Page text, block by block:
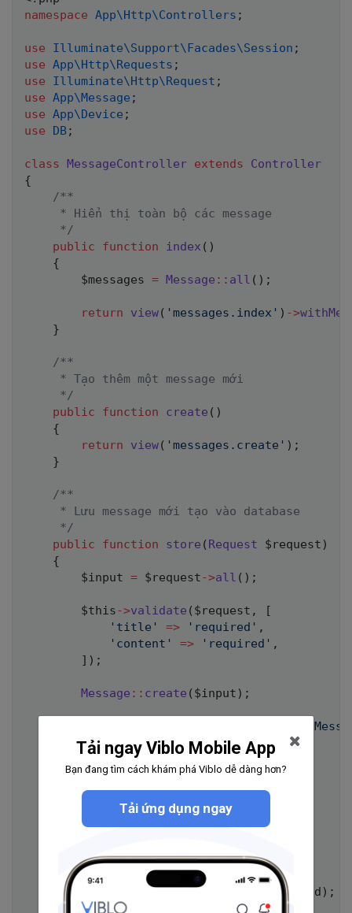
namespace App\Http\Controllers ;
use Illuminate\Support\Facades\Session ;
use App\Http\Requests ;
use
Illuminate\Http\Request ;
use App\Message ;
use App\Device ;
use
DB;
class MessageController extends
Controller
{
/**
     * Hiển thị toàn bộ các message
     */
public
function index ( )
{
$messages = Message :: all ( ) ;
return view( 'messages.index' ) ->
}
/**
     * Tạo thêm một message mới
     */
public
function create ( )
{
return
view( 'messages.create' ) ;
}
/**
     * Lưu message mới tạo vào database
     */
public
function store ( Request $request )
{
$input = $request->all ( ) ;
$this->validate ( $request ,
[
'title'
=> 'required' ,
'content'
=> 'required' ,
] ) ;
Message :: create ( $input ) ;
return redirect
;
     * Sửa message
public function edit($id)
= Message findOrFail $id ) ;
Tải ngay Viblo Mobile App
Bạn đang tìm cách khám phá Viblo dễ dàng hơn?
Tải ứng dụng ngay